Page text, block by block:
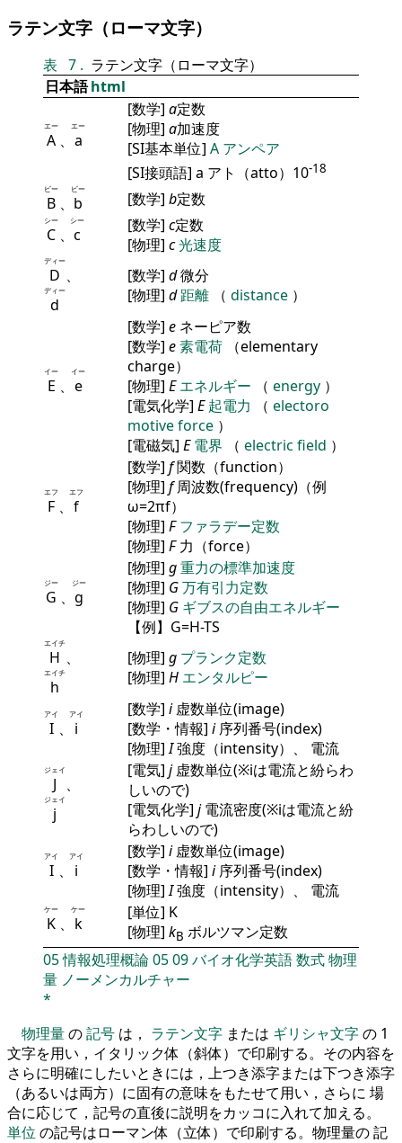
ラテン文字（ローマ文字）
表 7 . ラテン文字（ローマ文字）
日本語html
A
エー
、 a
エー
[数学] a定数
[物理] a加速度
[SI基本単位] A アンペア
[SI接頭語] a アト（atto）10-18
B
ビー
、 b
ビー
[数学] b定数
C
シー
、 c
シー [数学] c定数
[物理] c光速度
D
ディー
、
d
ディー
[数学] d微分
[物理] d 距離 （ distance ）
E
イー
、 e
イー
[数学] e ネーピア数
[数学] e素電荷
（elementary
charge）
[物理] E エネルギー （ energy ）
[電気化学] E 起電力 （ electoro
motive force ）
[電磁気] E 電界 （ electric field ）
F
エフ
、 f
エフ
[数学] f関数（function）
[物理] f周波数(frequency)（例
ω=2πf）
[物理] F ファラデー定数
[物理] F力（force）
G
ジー
、 g
ジー
[物理] g重力の標準加速度
[物理] G万有引力定数
[物理] G ギブスの自由エネルギー
【例】G=H-TS
H
エイチ
、
h
エイチ
[物理] g プランク定数
[物理] H エンタルピー
I
アイ
、 i
アイ [数学] i虚数単位(image)
[数学・情報] i序列番号(index)
[物理]I強度（intensity）、 電流
J
ジェイ
、
j
ジェイ
[電気] j虚数単位(※iは電流と紛らわ
しいので)
[電気化学] j電流密度(※iは電流と紛
らわしいので)
I
アイ
、 i
アイ [数学] i虚数単位(image)
[数学・情報] i序列番号(index)
[物理]I強度（intensity）、 電流
K
ケー
、 k
ケー
[単位] K
[物理] kB ボルツマン定数
05情報処理概論0509バイオ化学英語数式物理
量 ノーメンカルチャー
*
物理量の記号 は， ラテン文字 または ギリシャ文字の 1
文字を用い，イタリック体（斜体）で印刷する。その内容を
さらに明確にしたいときには，上つき添字または下つき添字
（あるいは両方）に固有の意味をもたせて用い，さらに 場
合に応じて，記号の直後に説明をカッコに入れて加える。
単位 の記号はローマン体（立体）で印刷する。物理量の 記